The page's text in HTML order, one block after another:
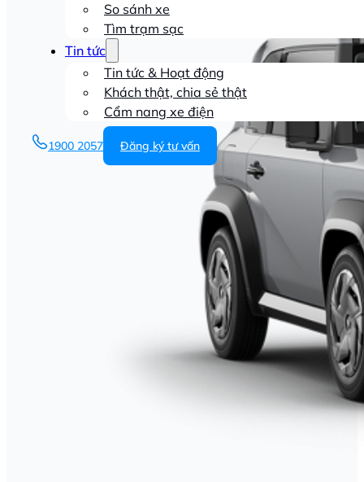
So sánh xe
Tìm trạm sạc
Tin tức
Tin tức & Hoạt động
Khách thật, chia sẻ thật
Cẩm nang xe điện
1900 2057 Đăng ký tư vấn